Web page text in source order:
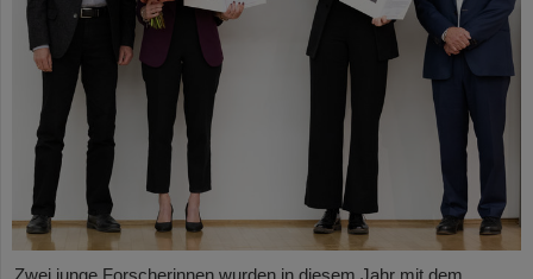
Zwei junge Forscherinnen wurden in diesem Jahr mit dem